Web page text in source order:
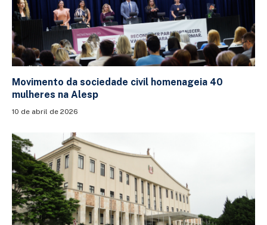
Movimento da sociedade civil homenageia 40
mulheres na Alesp
10 de abril de 2026